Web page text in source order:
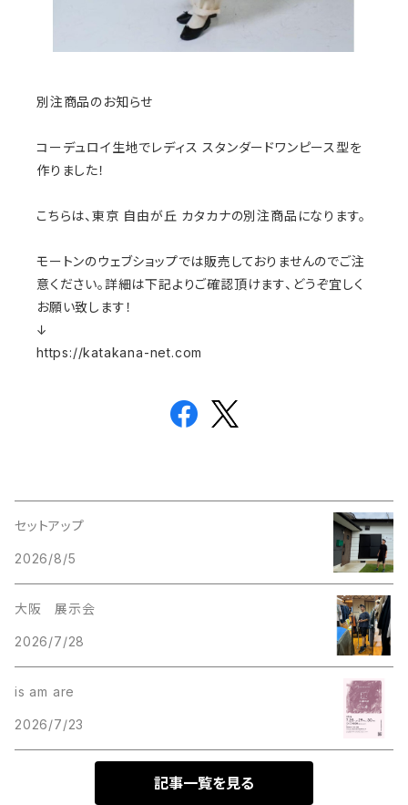
別注商品のお知らせ
コーデュロイ生地でレディス スタンダードワンピース型を
作りました！
こちらは、東京 自由が丘 カタカナの別注商品になります。
モートンのウェブショップでは販売しておりませんのでご注
意ください。詳細は下記よりご確認頂けます、どうぞ宜しく
お願い致します！
↓
https://katakana-net.com
セットアップ
2026/8/5
大阪 展示会
2026/7/28
is am are
2026/7/23
記事一覧を見る